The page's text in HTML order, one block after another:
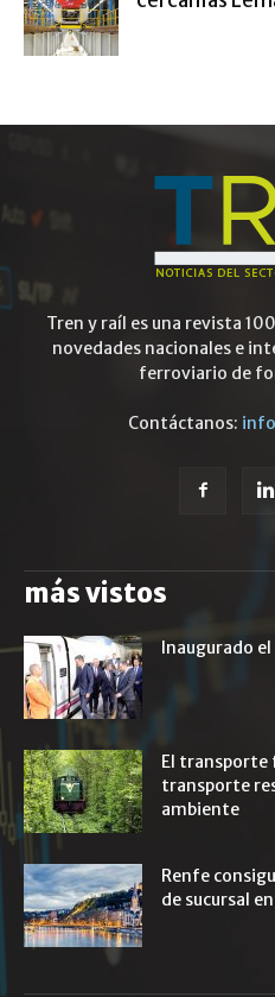
Tren y raíl es una revista
novedades nacionales e
ferroviario de
Contáctanos:
más vistos
Inaugurado
El transporte
transporte
ambiente
Renfe
de sucursal